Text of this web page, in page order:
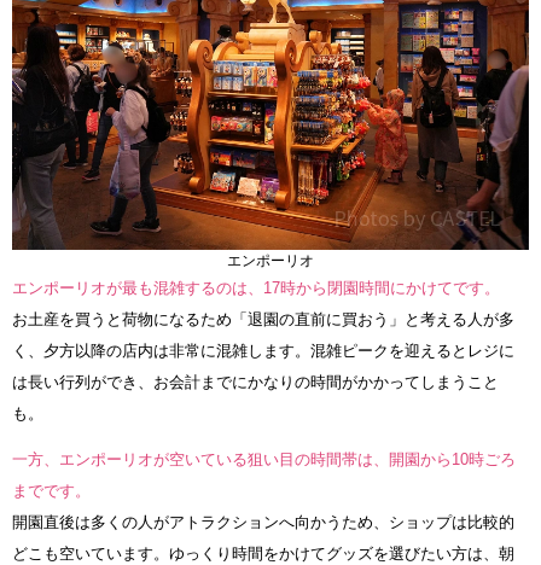
エンポーリオ
エンポーリオが最も混雑するのは、17時から閉園時間にかけてです。
お土産を買うと荷物になるため「退園の直前に買おう」と考える人が多
く、夕方以降の店内は非常に混雑します。混雑ピークを迎えるとレジに
は長い行列ができ、お会計までにかなりの時間がかかってしまうこと
も。
一方、エンポーリオが空いている狙い目の時間帯は、開園から10時ごろ
までです。
開園直後は多くの人がアトラクションへ向かうため、ショップは比較的
どこも空いています。ゆっくり時間をかけてグッズを選びたい方は、朝